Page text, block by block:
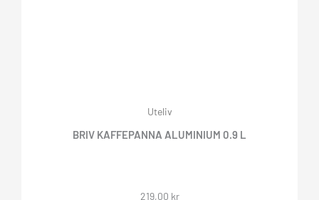
Uteliv
BRIV KAFFEPANNA ALUMINIUM 0.9 L
219,00 kr